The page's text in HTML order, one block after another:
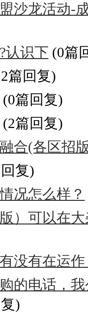
沙龙活动-
认识下 (0篇
篇回复)
(0篇回复)
(2篇回复)
合(各区招
复)
况怎么样？
）可以在
没有在运作
的电话，
)